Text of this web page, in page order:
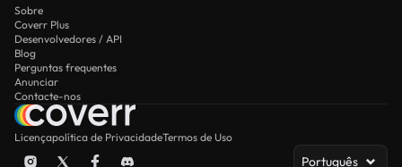
Sobre
Coverr Plus
Desenvolvedores / API
Blog
Perguntas frequentes
Anunciar
Contacte-nos
Licençapolítica de PrivacidadeTermos de Uso
Português